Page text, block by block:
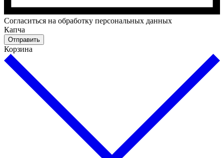
Cогласиться на обработку персональных данных
Капча
Отправить
Корзина